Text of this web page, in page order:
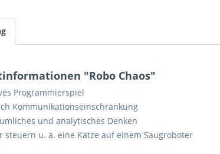
"Robo Chaos"
Programmierspiel
Kommunikationseinschränkung
und analytisches Denken
steuern u. a. eine Katze auf einem Saugroboter